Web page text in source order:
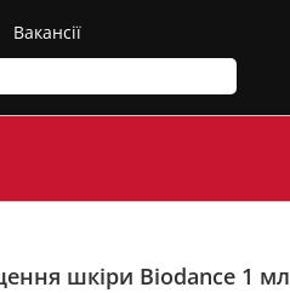
Вакансії
шкіри Biodance 1 мл